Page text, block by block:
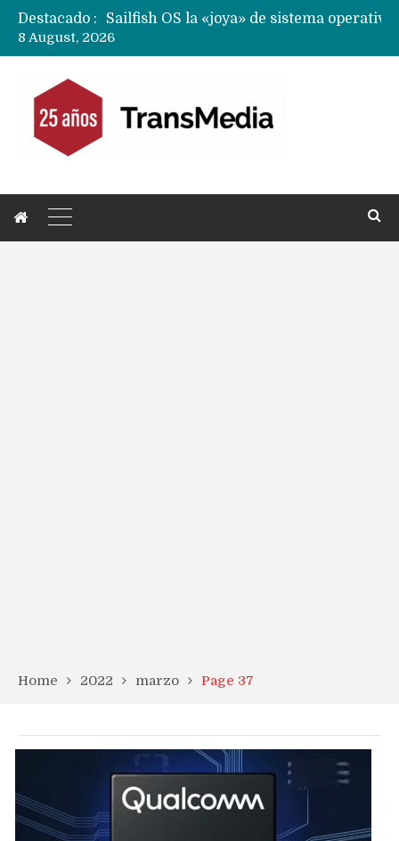
Destacado :
8 August, 2026
Home 2022 marzo Page 37